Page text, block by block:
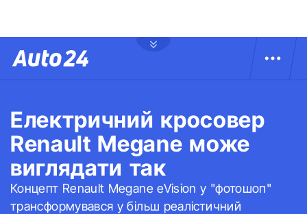
Електричний кросовер
Renault Megane може
виглядати так
Концепт Renault Megane eVision у "фотошоп"
трансформувався у більш реалістичний